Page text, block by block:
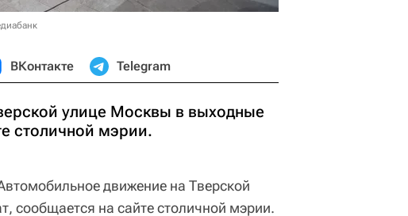
ВКонтакте Telegram
улице Москвы в выходные
столичной мэрии.
движение на Тверской
сообщается на сайте столичной мэрии.